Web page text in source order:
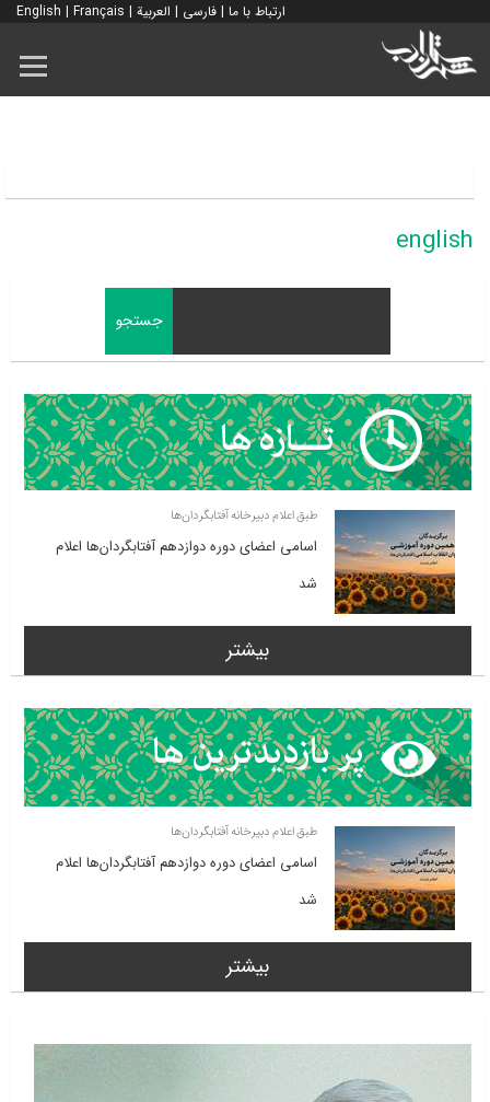
ارتباط با ما | فارسی | العربية |
English | Français
english
طبق اعلام دبیرخانه آفتابگردان‌ها
اسامی اعضای دوره دوازدهم آفتابگردان‌ها اعلام
شد
بیشتر
طبق اعلام دبیرخانه آفتابگردان‌ها
اسامی اعضای دوره دوازدهم آفتابگردان‌ها اعلام
شد
بیشتر